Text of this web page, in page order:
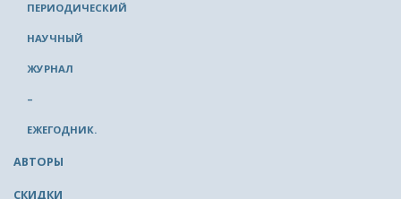
ПЕРИОДИЧЕСКИЙ
НАУЧНЫЙ
ЖУРНАЛ
–
ЕЖЕГОДНИК.
АВТОРЫ
СКИДКИ